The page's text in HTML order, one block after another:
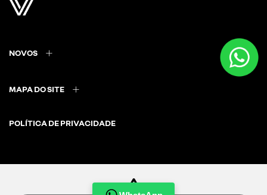
NOVOS
MAPA DO SITE
POLÍTICA DE PRIVACIDADE